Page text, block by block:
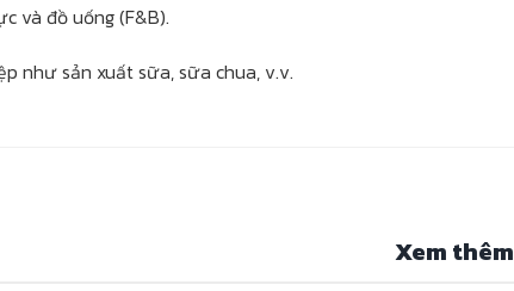
và đồ uống (F&B).
như sản xuất sữa, sữa chua, v.v.
Xem thêm